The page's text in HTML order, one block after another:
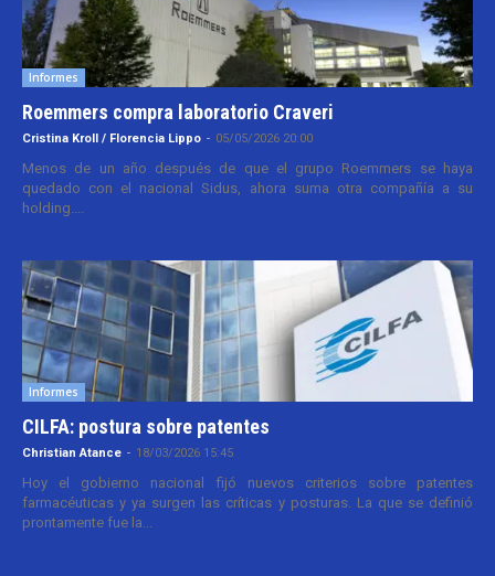
Informes
Roemmers compra laboratorio Craveri
Cristina Kroll / Florencia Lippo - 05/05/2026 20:00
Menos de un año después de que el grupo Roemmers se haya
quedado con el nacional Sidus, ahora suma otra compañía a su
holding....
Informes
CILFA: postura sobre patentes
Christian Atance - 18/03/2026 15:45
Hoy el gobierno nacional fijó nuevos criterios sobre patentes
farmacéuticas y ya surgen las críticas y posturas. La que se definió
prontamente fue la...